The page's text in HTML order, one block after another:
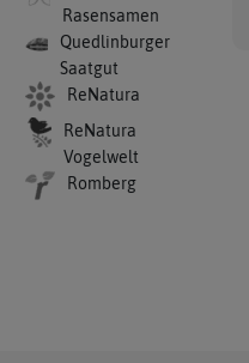
Rasensamen
Quedlinburger
Saatgut
ReNatura
ReNatura
Vogelwelt
Romberg